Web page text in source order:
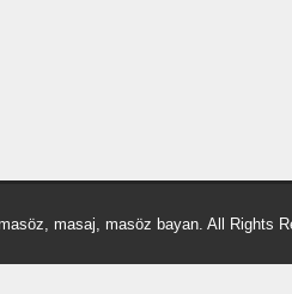
masaj, masöz bayan. All Rights